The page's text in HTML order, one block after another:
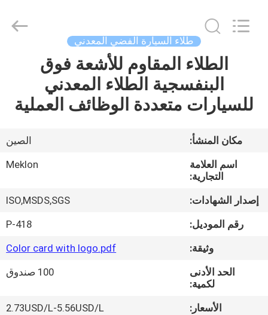
المنتجات
أشرطة
فيديو
حول
المعمل
Technology
طلاء السيارة الفضي المعدني
الطلاء المقاوم للأشعة فوق
البنفسجية الطلاء المعدني
للسيارات متعددة الوظائف العملية
مكان المنشأ:
الصين
اسم العلامة
التجارية:
Meklon
إصدار الشهادات:
ISO,MSDS,SGS
رقم الموديل:
P-418
وثيقة:
Color card with logo.pdf
الحد الأدنى
لكمية:
100 صندوق
الأسعار:
2.73USD/L-5.56USD/L